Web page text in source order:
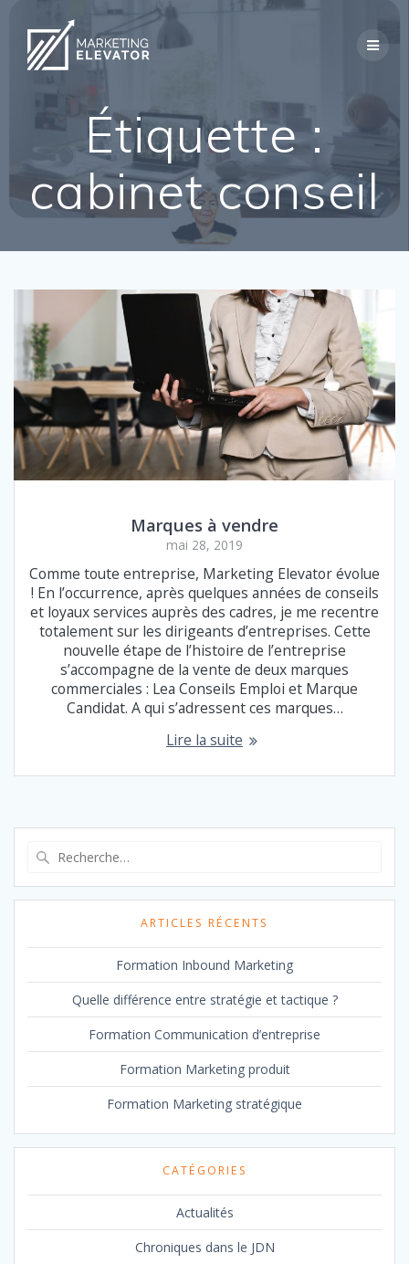
Étiquette :
cabinet conseil
Marques à vendre
mai 28, 2019
Comme toute entreprise, Marketing Elevator évolue
! En l’occurrence, après quelques années de conseils
et loyaux services auprès des cadres, je me recentre
totalement sur les dirigeants d’entreprises. Cette
nouvelle étape de l’histoire de l’entreprise
s’accompagne de la vente de deux marques
commerciales : Lea Conseils Emploi et Marque
Candidat. A qui s’adressent ces marques…
Lire la suite
:
ARTICLES RÉCENTS
Formation Inbound Marketing
Quelle différence entre stratégie et tactique ?
Formation Communication d’entreprise
Formation Marketing produit
Formation Marketing stratégique
CATÉGORIES
Actualités
Chroniques dans le JDN